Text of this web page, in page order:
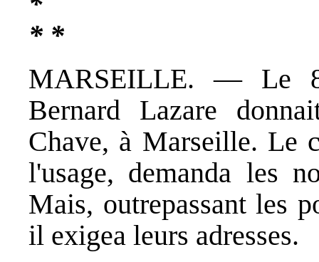
* *
MARSEILLE. — Le
Bernard Lazare
Chave, à Marseille. Le
l'usage, demanda les
Mais, outrepassant les
il exigea leurs adresses.